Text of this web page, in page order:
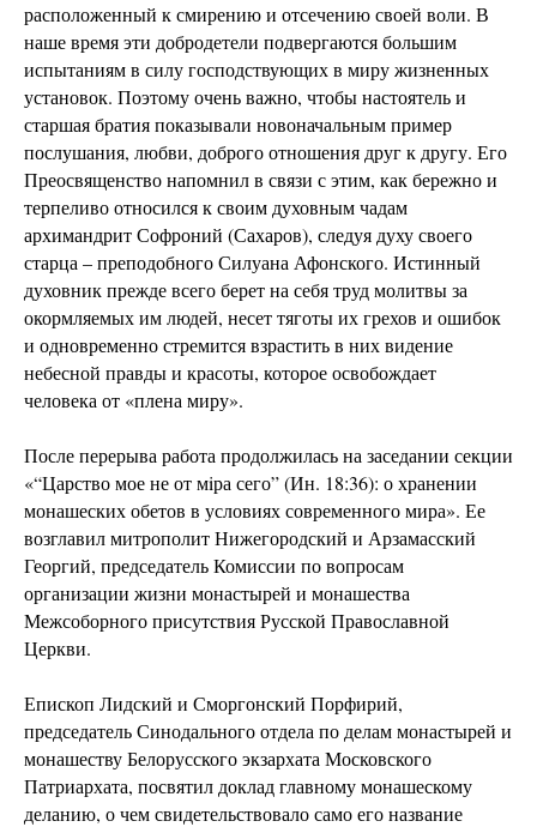
расположенный к смирению и отсечению своей воли. В
наше время эти добродетели подвергаются большим
испытаниям в силу господствующих в миру жизненных
установок. Поэтому очень важно, чтобы настоятель и
старшая братия показывали новоначальным пример
послушания, любви, доброго отношения друг к другу. Его
Преосвященство напомнил в связи с этим, как бережно и
терпеливо относился к своим духовным чадам
архимандрит Софроний (Сахаров), следуя духу своего
старца – преподобного Силуана Афонского. Истинный
духовник прежде всего берет на себя труд молитвы за
окормляемых им людей, несет тяготы их грехов и ошибок
и одновременно стремится взрастить в них видение
небесной правды и красоты, которое освобождает
человека от «плена миру».
После перерыва работа продолжилась на заседании секции
«“Царство мое не от мiра сего” (Ин. 18:36): о хранении
монашеских обетов в условиях современного мира». Ее
возглавил митрополит Нижегородский и Арзамасский
Георгий, председатель Комиссии по вопросам
организации жизни монастырей и монашества
Межсоборного присутствия Русской Православной
Церкви.
Епископ Лидский и Сморгонский Порфирий,
председатель Синодального отдела по делам монастырей и
монашеству Белорусского экзархата Московского
Патриархата, посвятил доклад главному монашескому
деланию, о чем свидетельствовало само его название